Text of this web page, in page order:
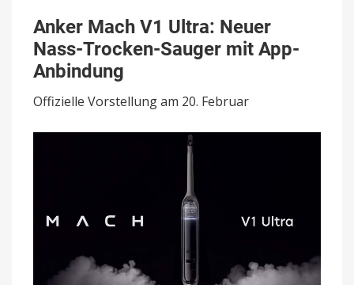
Mach
V1
Ultra:
Trocken-
Sauger
Anbindung
Anker Mach V1 Ultra: Neuer
Nass-Trocken-Sauger mit App-
Anbindung
Offizielle Vorstellung am 20. Februar